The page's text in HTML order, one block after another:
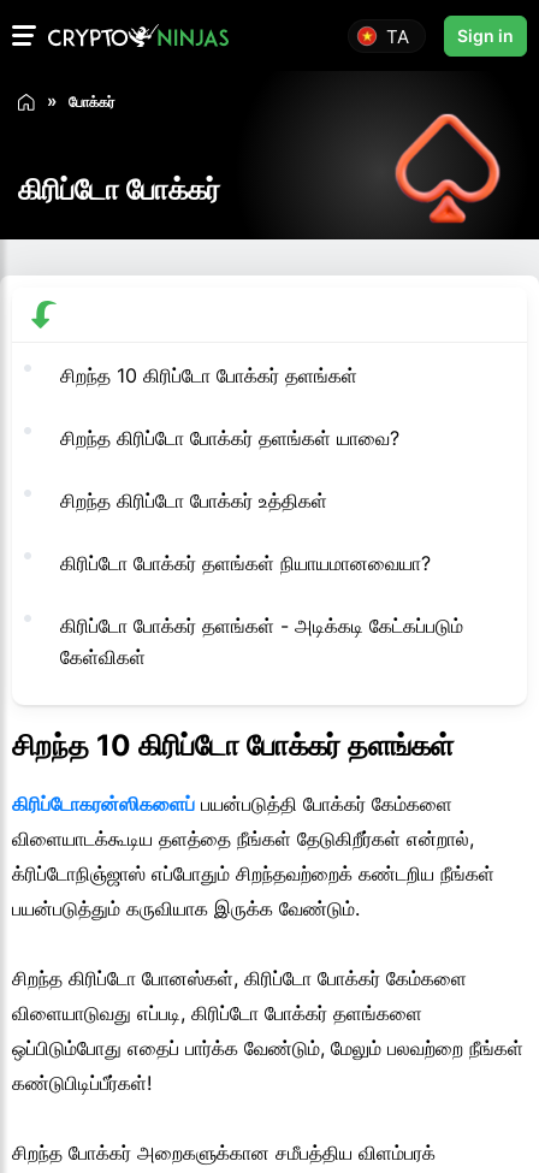
TA Sign in
போக்கர்
கிரிப்டோ போக்கர்
சிறந்த 10 கிரிப்டோ போக்கர் தளங்கள்
சிறந்த கிரிப்டோ போக்கர் தளங்கள் யாவை?
சிறந்த கிரிப்டோ போக்கர் உத்திகள்
கிரிப்டோ போக்கர் தளங்கள் நியாயமானவையா?
கிரிப்டோ போக்கர் தளங்கள் - அடிக்கடி கேட்கப்படும்
கேள்விகள்
சிறந்த 10 கிரிப்டோ போக்கர் தளங்கள்
கிரிப்டோகரன்ஸிகளைப் பயன்படுத்தி போக்கர் கேம்களை
விளையாடக்கூடிய தளத்தை நீங்கள் தேடுகிறீர்கள் என்றால்,
க்ரிப்டோநிஞ்ஜாஸ் எப்போதும் சிறந்தவற்றைக் கண்டறிய நீங்கள்
பயன்படுத்தும் கருவியாக இருக்க வேண்டும்.
சிறந்த கிரிப்டோ போனஸ்கள், கிரிப்டோ போக்கர் கேம்களை
விளையாடுவது எப்படி, கிரிப்டோ போக்கர் தளங்களை
ஒப்பிடும்போது எதைப் பார்க்க வேண்டும், மேலும் பலவற்றை நீங்கள்
கண்டுபிடிப்பீர்கள்!
சிறந்த போக்கர் அறைகளுக்கான சமீபத்திய விளம்பரக்